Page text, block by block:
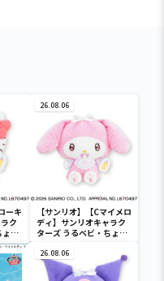
ーキ
ク
ょい
26.08.06
【サンリオ】【Cマイメロ
ディ】サンリオキャラク
ターズ うるベビ・ちょい
26.08.06